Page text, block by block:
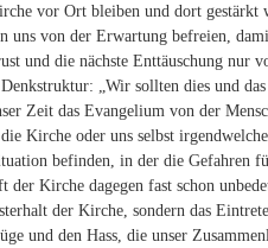
vor Ort bleiben und dort
uns von der Erwartung befreien,
und die nächste Enttäuschung
„Wir sollten dies und das
Zeit das Evangelium von der
Kirche oder uns selbst
befinden, in der die Gefahren
der Kirche dagegen fast schon
der Kirche, sondern das
und den Hass, die unser